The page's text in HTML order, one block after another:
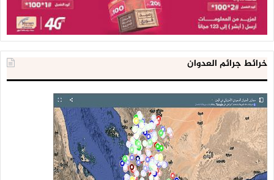
أهدافه، سواء إسقاط النظام الإيراني، أو ضرب البرنامجين النووي
والصاروخي، أو تحريك الشارع الداخلي، أو إنشاء مناطق خارجة عن
سيطرة الدولة، مؤكداً أن هذا الفشل أدى إلى تصاعد الخلافات بين
الولايات المتحدة والكيان الصهيوني.
وفي مداخلة على قناة المسيرة، يلفت الدكتور رويوران إلى أن
الرئيس الأمريكي دونالد ترامب تعرض للتضليل من قبل المجرم
بنيامين نتنياهو، الذي وعده بأن الحرب ستكون “نزهة لثلاثة أيام”،
إلا أنها امتدت لأربعين يوماً وانتهت بفشل الطرفين في تحقيق
أهدافهما، ما خلق حالة من فقدان الثقة داخل التحالف الأمريكي
الصهيوني.
خرائط جرائم العدوان